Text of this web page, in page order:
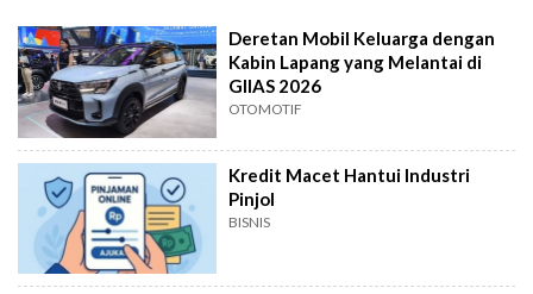
Deretan Mobil Keluarga dengan
Kabin Lapang yang Melantai di
GIIAS 2026
OTOMOTIF
Kredit Macet Hantui Industri
Pinjol
BISNIS